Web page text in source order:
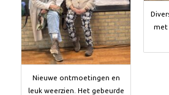
Nieuwe ontmoetingen en
leuk weerzien. Het gebeurde
met